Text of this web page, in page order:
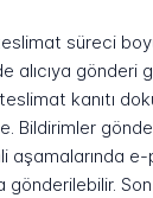
süreci
alıcıya gönderi
kanıtı
Bildirimler
aşamalarında
gönderilebilir.